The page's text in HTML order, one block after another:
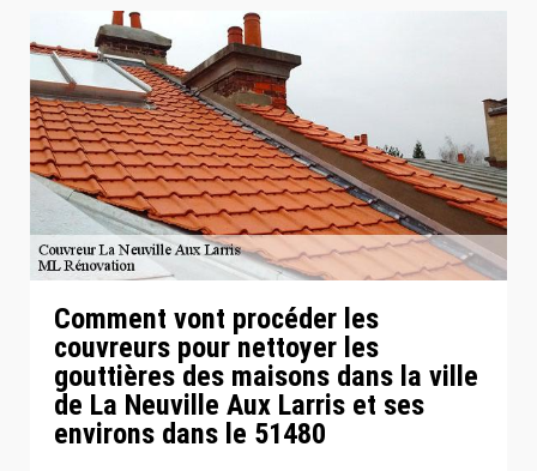
Comment vont procéder les
couvreurs pour nettoyer les
gouttières des maisons dans la ville
de La Neuville Aux Larris et ses
environs dans le 51480